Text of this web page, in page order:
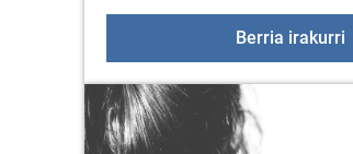
Berria irakurri